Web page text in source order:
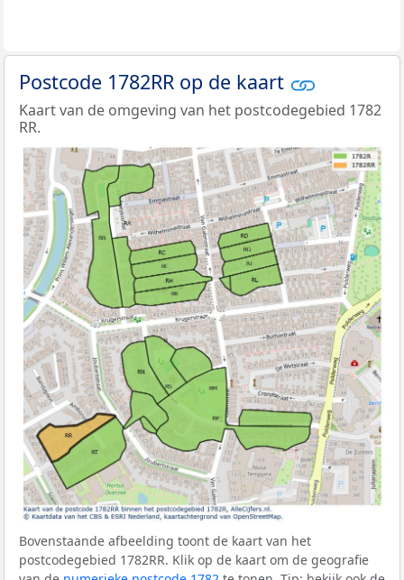
Postcode 1782RR op de kaart
Kaart van de omgeving van het postcodegebied 1782
RR.
Bovenstaande afbeelding toont de kaart van het
postcodegebied 1782RR. Klik op de kaart om de geografie